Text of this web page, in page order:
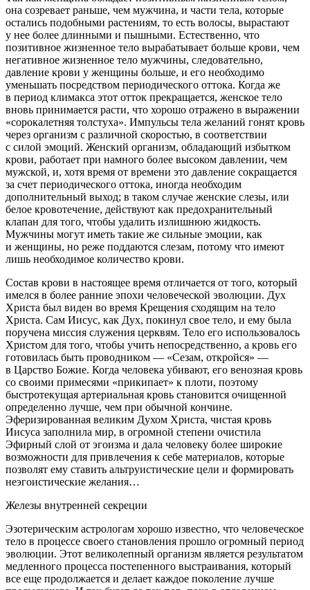
она созревает раньше, чем мужчина, и части тела, которые
остались подобными растениям, то есть волосы, вырастают
у нее более длинными и пышными. Естественно, что
позитивное жизненное тело вырабатывает больше крови, чем
негативное жизненное тело мужчины, следовательно,
давление крови у женщины больше, и его необходимо
уменьшать посредством периодического оттока. Когда же
в период климакса этот отток прекращается, женское тело
вновь принимается расти, что хорошо отражено в выражении
«сорокалетняя толстуха». Импульсы тела желаний гонят кровь
через организм с различной скоростью, в соответствии
с силой эмоций. Женский организм, обладающий избытком
крови, работает при намного более высоком давлении, чем
мужской, и, хотя время от времени это давление сокращается
за счет периодического оттока, иногда необходим
дополнительный выход; в таком случае женские слезы, или
белое кровотечение, действуют как предохранительный
клапан для того, чтобы удалить излишнюю жидкость.
Мужчины могут иметь такие же сильные эмоции, как
и женщины, но реже поддаются слезам, потому что имеют
лишь необходимое количество крови.
Состав крови в настоящее время отличается от того, который
имелся в более ранние эпохи человеческой эволюции. Дух
Христа был виден во время Крещения сходящим на тело
Христа. Сам Иисус, как Дух, покинул свое тело, и ему была
поручена миссия служения церквям. Тело его использовалось
Христом для того, чтобы учить непосредственно, а кровь его
готовилась быть проводником — «Сезам, откройся» —
в Царство Божие. Когда человека убивают, его венозная кровь
со своими примесями «прикипает» к плоти, поэтому
быстротекущая артериальная кровь становится очищенной
определенно лучше, чем при обычной кончине.
Эферизированная великим Духом Христа, чистая кровь
Иисуса заполнила мир, в огромной степени очистила
Эфирный слой от эгоизма и дала человеку более широкие
возможности для привлечения к себе материалов, которые
позволят ему ставить альтруистические цели и формировать
неэгоистические желания…
Железы внутренней секреции
Эзотерическим астрологам хорошо известно, что человеческое
тело в процессе своего становления прошло огромный период
эволюции. Этот великолепный организм является результатом
медленного процесса постепенного выстраивания, который
все еще продолжается и делает каждое поколение лучше